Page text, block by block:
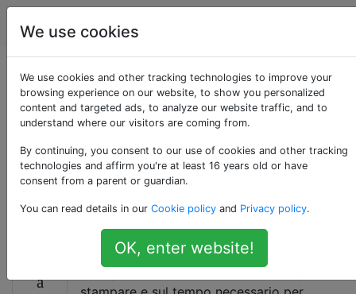
Stampa 3D
Quanto è importante
l'altezza minima del
livello su una
stampante 3d?
So che l'altezza minima del livello influirà
sulla precisione di un articolo che è possibile
We use cookies
We use cookies and other tracking technologies to improve your
browsing experience on our website, to show you personalized
content and targeted ads, to analyze our website traffic, and to
understand where our visitors are coming from.
By continuing, you consent to our use of cookies and other tracking
technologies and affirm you're at least 16 years old or have
consent from a parent or guardian.
You can read details in our Cookie policy and Privacy policy.
OK, enter website!